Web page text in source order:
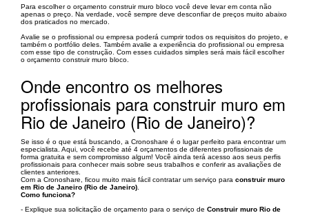
Para escolher o orçamento construir muro bloco você deve levar em conta não
apenas o preço. Na verdade, você sempre deve desconfiar de preços muito abaixo
dos praticados no mercado.
Avalie se o profissional ou empresa poderá cumprir todos os requisitos do projeto, e
também o portfólio deles. Também avalie a experiência do profissional ou empresa
com esse tipo de construção. Com esses cuidados simples será mais fácil escolher
o orçamento construir muro bloco.
Onde encontro os melhores
profissionais para construir muro em
Rio de Janeiro (Rio de Janeiro)?
Se isso é o que está buscando, a Cronoshare é o lugar perfeito para encontrar um
especialista. Aqui, você recebe até 4 orçamentos de diferentes profissionais de
forma gratuita e sem compromisso algum! Você ainda terá acesso aos seus perfis
profissionais para conhecer mais sobre seus trabalhos e conferir as avaliações de
clientes anteriores.
Com a Cronoshare, ficou muito mais fácil contratar um serviço para construir muro
em Rio de Janeiro (Rio de Janeiro)
Como funciona?
- Explique sua solicitação de orçamento para o serviço de Construir muro Rio de